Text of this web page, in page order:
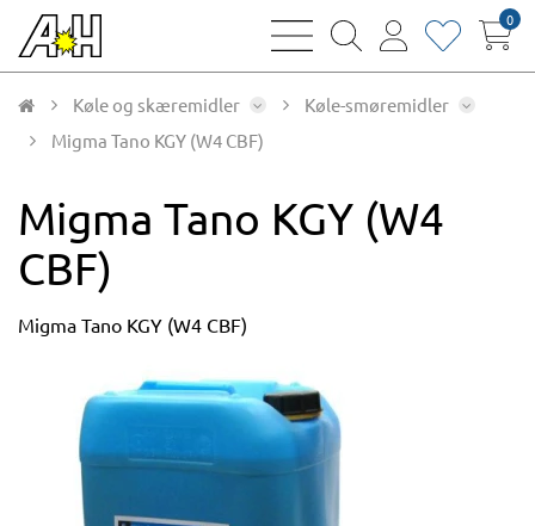
bars
magnifying
user
heart0
Køle og skæremidler
Køle-smøremidler
Migma Tano KGY (W4 CBF)
Migma Tano KGY (W4
CBF)
Migma Tano KGY (W4 CBF)